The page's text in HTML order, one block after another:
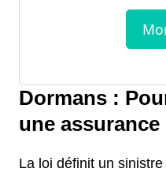
Dormans :
une
La loi définit un